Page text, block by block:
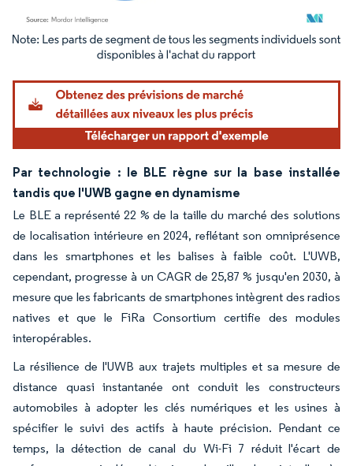
Image © Mordor Intelligence. La réutilisation nécessite une attribution sous CC BY
Par technologie : le BLE règne sur la base installée
tandis que l'UWB gagne en dynamisme
Le BLE a représenté 22 % de la taille du marché des solutions
de localisation intérieure en 2024, reflétant son omniprésence
dans les smartphones et les balises à faible coût. L'UWB,
cependant, progresse à un CAGR de 25,87 % jusqu'en 2030, à
mesure que les fabricants de smartphones intègrent des radios
natives et que le FiRa Consortium certifie des modules
interopérables.
La résilience de l'UWB aux trajets multiples et sa mesure de
distance quasi instantanée ont conduit les constructeurs
automobiles à adopter les clés numériques et les usines à
spécifier le suivi des actifs à haute précision. Pendant ce
temps, la détection de canal du Wi-Fi 7 réduit l'écart de